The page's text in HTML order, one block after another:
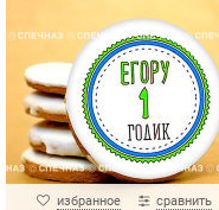
избранное сравнить